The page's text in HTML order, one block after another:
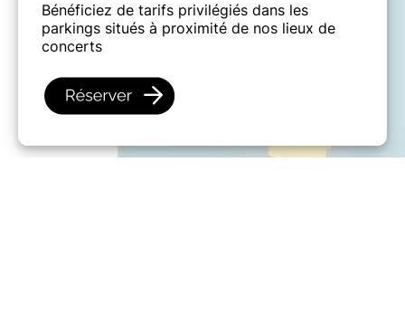
Bénéficiez de tarifs privilégiés dans les
parkings situés à proximité de nos lieux de
concerts